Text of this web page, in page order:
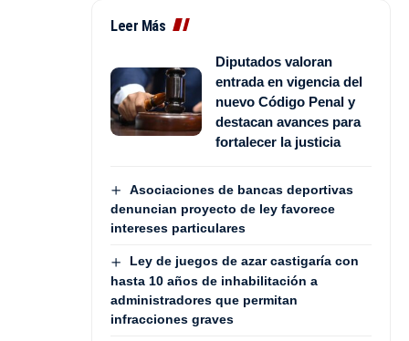
Leer Más
Diputados valoran
entrada en vigencia del
nuevo Código Penal y
destacan avances para
fortalecer la justicia
Asociaciones de bancas deportivas
denuncian proyecto de ley favorece
intereses particulares
Ley de juegos de azar castigaría con
hasta 10 años de inhabilitación a
administradores que permitan
infracciones graves